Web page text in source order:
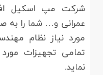
شرکت مپ اسکیل
عمرانی و… شما را به
مورد نیاز نظام
تمامی تجهیزات
نماید.